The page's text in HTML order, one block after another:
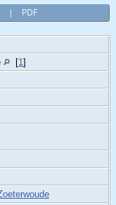
| PDF
[1 ]